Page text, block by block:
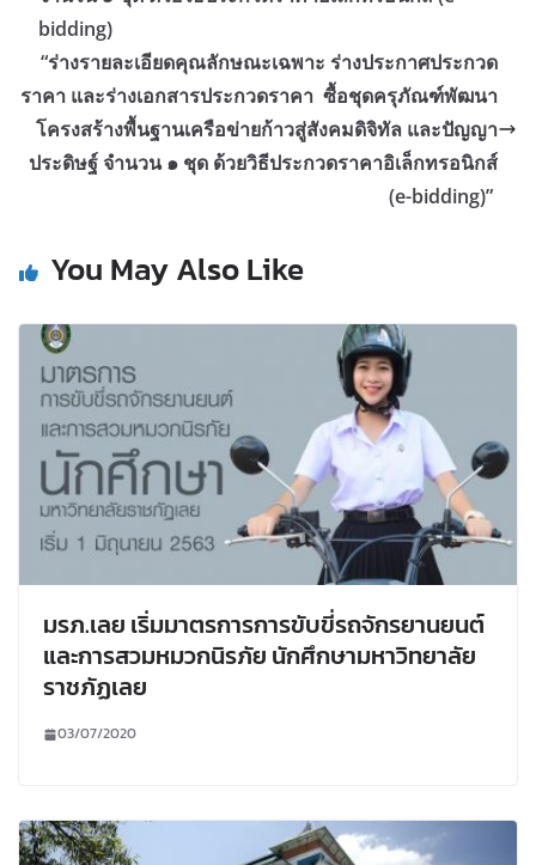
bidding)
“ร่างรายละเอียดคุณลักษณะเฉพาะ ร่างประกาศประกวด
ราคา และร่างเอกสารประกวดราคา ซื้อชุดครุภัณฑ์พัฒนา
โครงสร้างพื้นฐานเครือข่ายก้าวสู่สังคมดิจิทัล และปัญญา
ประดิษฐ์ จำนวน ๑ ชุด ด้วยวิธีประกวดราคาอิเล็กทรอนิกส์
(e-bidding)”
You May Also Like
มรภ.เลย เริ่มมาตรการการขับขี่รถจักรยานยนต์
และการสวมหมวกนิรภัย นักศึกษามหาวิทยาลัย
ราชภัฏเลย
03/07/2020